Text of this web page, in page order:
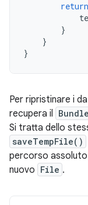
return
}
}
}
Per ripristinare i
recupera il Bundle
Si tratta dello
saveTempFile()
percorso
nuovo File .